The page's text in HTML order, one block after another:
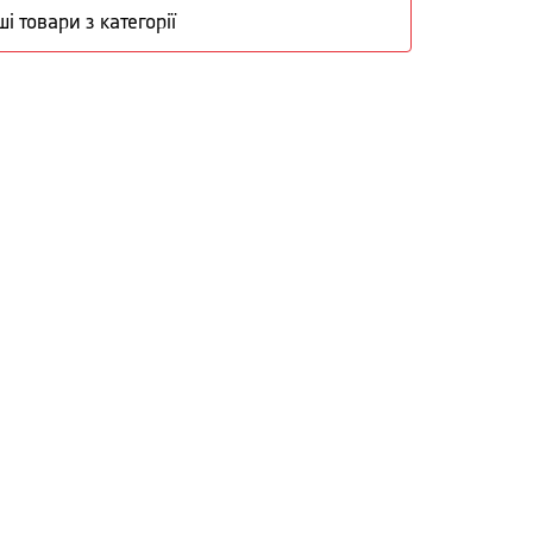
товари з категорії